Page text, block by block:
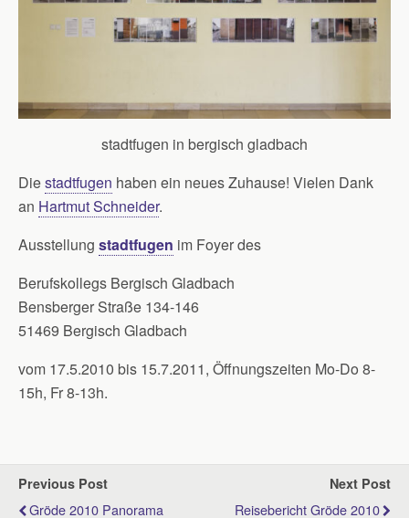
stadtfugen in bergisch gladbach
Diestadtfugen haben ein neues Zuhause! Vielen Dank
an Hartmut Schneider.
Ausstellung stadtfugen im Foyer des
Berufskollegs Bergisch Gladbach
Bensberger Straße 134-146
51469 Bergisch Gladbach
vom 17.5.2010 bis 15.7.2011, Öffnungszeiten Mo-Do 8-
15h, Fr 8-13h.
Previous Post
Gröde 2010 Panorama
Next Post
Reisebericht Gröde 2010